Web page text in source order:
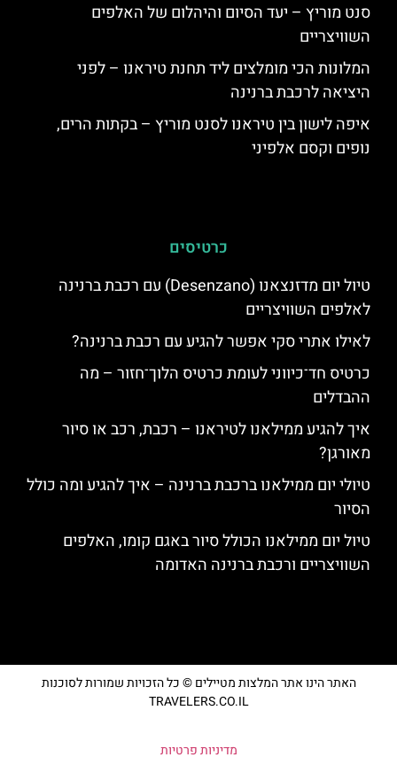
סנט מוריץ – יעד הסיום והיהלום של האלפים
השוויצריים
המלונות הכי מומלצים ליד תחנת טיראנו – לפני
היציאה לרכבת ברנינה
איפה לישון בין טיראנו לסנט מוריץ – בקתות הרים,
נופים וקסם אלפיני
כרטיסים
טיול יום מדזנצאנו (Desenzano) עם רכבת ברנינה
לאלפים השוויצריים
לאילו אתרי סקי אפשר להגיע עם רכבת ברנינה?
כרטיס חד־כיווני לעומת כרטיס הלוך־חזור – מה
ההבדלים
איך להגיע ממילאנו לטיראנו – רכבת, רכב או סיור
מאורגן?
טיולי יום ממילאנו ברכבת ברנינה – איך להגיע ומה כולל
הסיור
טיול יום ממילאנו הכולל סיור באגם קומו, האלפים
השוויצריים ורכבת ברנינה האדומה
האתר הינו אתר המלצות מטיילים © כל הזכויות שמורות לסוכנות
TRAVELERS.CO.IL
מדיניות פרטיות